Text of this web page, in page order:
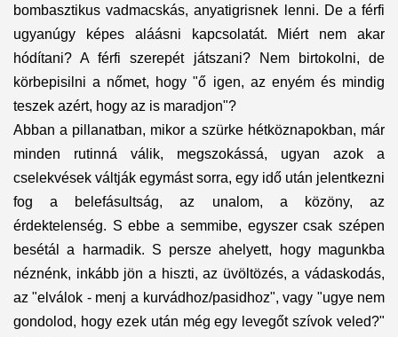
bombasztikus vadmacskás, anyatigrisnek lenni. De a férfi
ugyanúgy képes aláásni kapcsolatát. Miért nem akar
hódítani? A férfi szerepét játszani? Nem birtokolni, de
körbepisilni a nőmet, hogy "ő igen, az enyém és mindig
teszek azért, hogy az is maradjon"?
Abban a pillanatban, mikor a szürke hétköznapokban, már
minden rutinná válik, megszokássá, ugyan azok a
cselekvések váltják egymást sorra, egy idő után jelentkezni
fog a belefásultság, az unalom, a közöny, az
érdektelenség. S ebbe a semmibe, egyszer csak szépen
besétál a harmadik. S persze ahelyett, hogy magunkba
néznénk, inkább jön a hiszti, az üvöltözés, a vádaskodás,
az "elválok - menj a kurvádhoz/pasidhoz", vagy "ugye nem
gondolod, hogy ezek után még egy levegőt szívok veled?"